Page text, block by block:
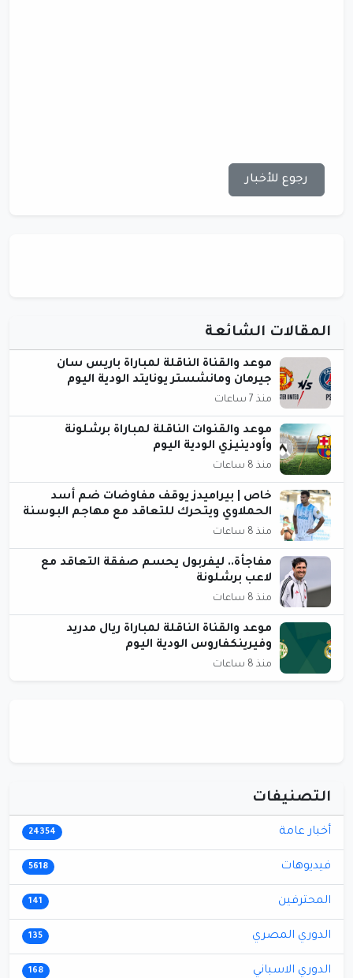
رجوع للأخبار
المقالات الشائعة
موعد والقناة الناقلة لمباراة باريس سان
جيرمان ومانشستر يونايتد الودية اليوم
منذ 7 ساعات
موعد والقنوات الناقلة لمباراة برشلونة
وأودينيزي الودية اليوم
منذ 8 ساعات
خاص | بيراميدز يوقف مفاوضات ضم أسد
الحملاوي ويتحرك للتعاقد مع مهاجم البوسنة
منذ 8 ساعات
مفاجأة.. ليفربول يحسم صفقة التعاقد مع
لاعب برشلونة
منذ 8 ساعات
موعد والقناة الناقلة لمباراة ريال مدريد
وفيرينكفاروس الودية اليوم
منذ 8 ساعات
التصنيفات
أخبار عامة 24354
فيديوهات 5618
المحترفين 141
الدوري المصري 135
الدوري الاسباني 168